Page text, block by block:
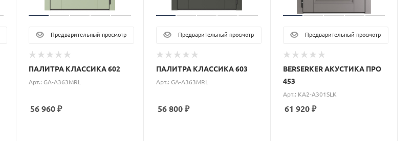
Предварительный просмотр
ПАЛИТРА КЛАССИКА 602
Арт.: GA-A363MRL
56 960₽
Предварительный просмотр
ПАЛИТРА КЛАССИКА 603
Арт.: GA-A363MRL
56 800₽
Предварительный просмотр
BERSERKER АКУСТИКА ПРО
453
Арт.: KA2-A301SLK
61 920₽